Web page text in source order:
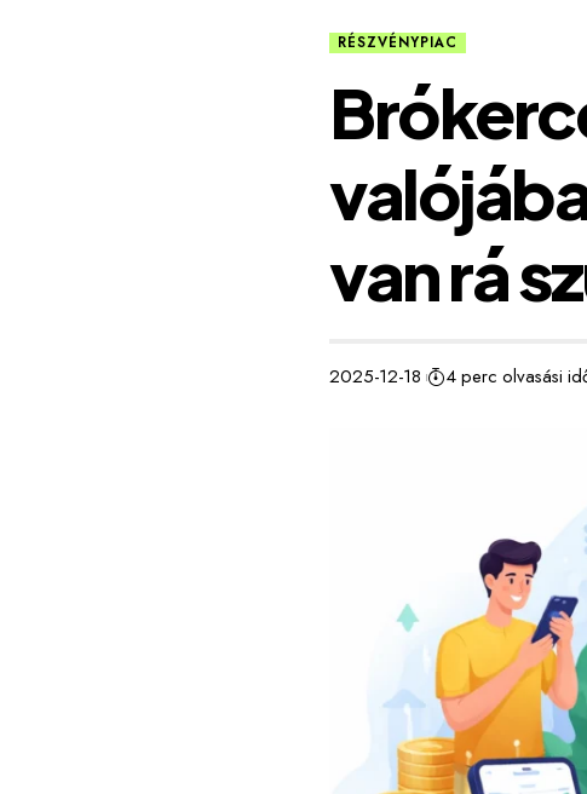
RÉSZVÉNYPIAC
van rá
2025-12-18 4 perc olvasási